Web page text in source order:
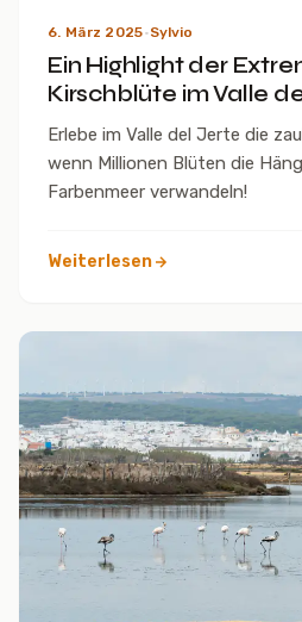
6. März 2025·Sylvio
Ein Highlight der
Kirschblüte im Valle
Erlebe im Valle del Jerte die
wenn Millionen Blüten die
Farbenmeer verwandeln!
Weiterlesen